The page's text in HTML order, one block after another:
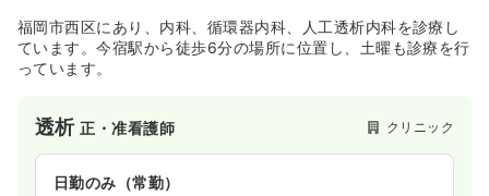
福岡市西区にあり、内科、循環器内科、人工透析内科を診療し
ています。今宿駅から徒歩6分の場所に位置し、土曜も診療を行
っています。
透析正・准看護師 クリニック
日勤のみ（常勤）